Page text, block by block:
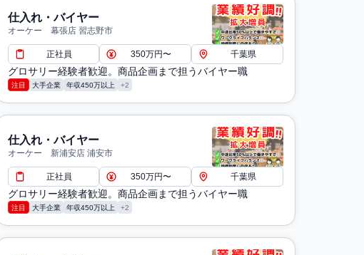
仕入れ・バイヤー
オーケー 幕張店 習志野市
正社員 350万円〜 千葉県
グロサリー経験者歓迎。商品企画まで担うバイヤー職
注目 大手企業 年収450万以上 +2
仕入れ・バイヤー
オーケー 新浦安店 浦安市
正社員 350万円〜 千葉県
グロサリー経験者歓迎。商品企画まで担うバイヤー職
注目 大手企業 年収450万以上 +2